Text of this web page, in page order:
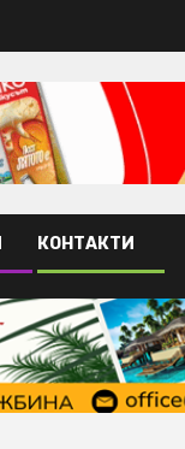
КОНТАКТИ